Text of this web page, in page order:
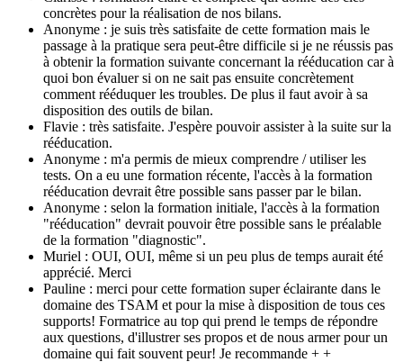
concrètes pour la réalisation de nos bilans.
Anonyme : je suis très satisfaite de cette formation mais le
passage à la pratique sera peut-être difficile si je ne réussis pas
à obtenir la formation suivante concernant la rééducation car à
quoi bon évaluer si on ne sait pas ensuite concrètement
comment rééduquer les troubles. De plus il faut avoir à sa
disposition des outils de bilan.
Flavie : très satisfaite. J'espère pouvoir assister à la suite sur la
rééducation.
Anonyme : m'a permis de mieux comprendre / utiliser les
tests. On a eu une formation récente, l'accès à la formation
rééducation devrait être possible sans passer par le bilan.
Anonyme : selon la formation initiale, l'accès à la formation
"rééducation" devrait pouvoir être possible sans le préalable
de la formation "diagnostic".
Muriel : OUI, OUI, même si un peu plus de temps aurait été
apprécié. Merci
Pauline : merci pour cette formation super éclairante dans le
domaine des TSAM et pour la mise à disposition de tous ces
supports! Formatrice au top qui prend le temps de répondre
aux questions, d'illustrer ses propos et de nous armer pour un
domaine qui fait souvent peur! Je recommande + +